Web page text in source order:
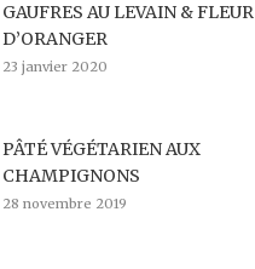
GAUFRES AU LEVAIN & FLEUR
D’ORANGER
23 janvier 2020
PÂTÉ VÉGÉTARIEN AUX
CHAMPIGNONS
28 novembre 2019